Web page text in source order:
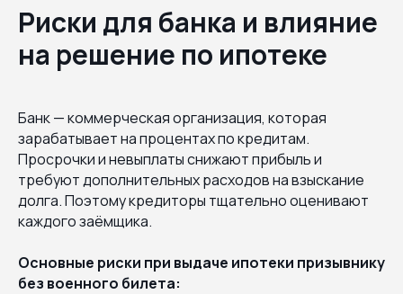
Риски для банка и влияние
на решение по ипотеке
Банк — коммерческая организация, которая
зарабатывает на процентах по кредитам.
Просрочки и невыплаты снижают прибыль и
требуют дополнительных расходов на взыскание
долга. Поэтому кредиторы тщательно оценивают
каждого заёмщика.
Основные риски при выдаче ипотеки призывнику
без военного билета: